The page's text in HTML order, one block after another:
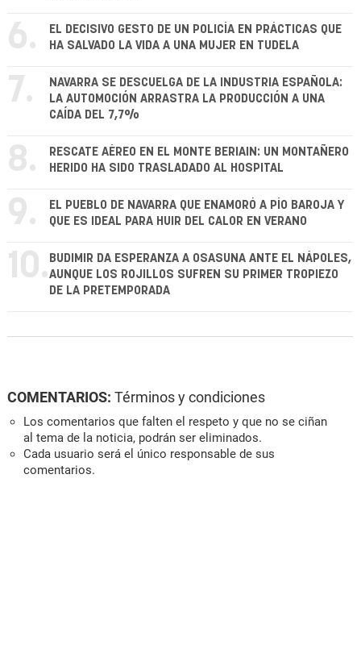
6.
EL DECISIVO GESTO DE UN POLICÍA EN PRÁCTICAS QUE
HA SALVADO LA VIDA A UNA MUJER EN TUDELA
7.
NAVARRA SE DESCUELGA DE LA INDUSTRIA ESPAÑOLA:
LA AUTOMOCIÓN ARRASTRA LA PRODUCCIÓN A UNA
CAÍDA DEL 7,7%
8.
RESCATE AÉREO EN EL MONTE BERIAIN: UN MONTAÑERO
HERIDO HA SIDO TRASLADADO AL HOSPITAL
9.
EL PUEBLO DE NAVARRA QUE ENAMORÓ A PÍO BAROJA Y
QUE ES IDEAL PARA HUIR DEL CALOR EN VERANO
10. BUDIMIR DA ESPERANZA A OSASUNA ANTE EL NÁPOLES,
AUNQUE LOS ROJILLOS SUFREN SU PRIMER TROPIEZO
DE LA PRETEMPORADA
COMENTARIOS: Términos y condiciones
Los comentarios que falten el respeto y que no se ciñan
al tema de la noticia, podrán ser eliminados.
Cada usuario será el único responsable de sus
comentarios.